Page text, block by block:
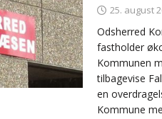
25. august
Odsherred
fastholder
Kommunen
tilbagevise
en
Kommune